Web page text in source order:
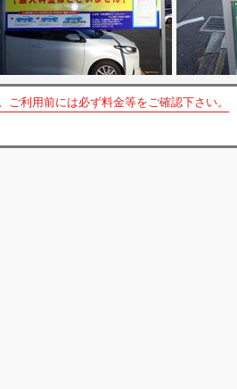
利用前には必ず料金等をご確認下さい。